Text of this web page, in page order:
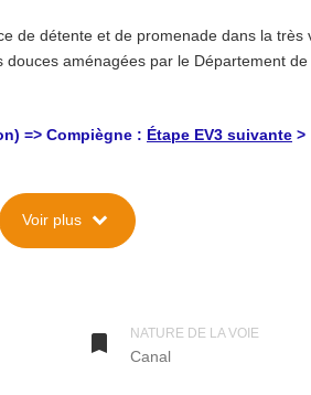
de détente et de promenade dans la
aménagées par le Département
=> Compiègne : Étape EV3 suivante >
des Pélerins" ailleurs, reliant
le département.
Voir plus expand_more
 NATURE DE LA VOIE
Canal